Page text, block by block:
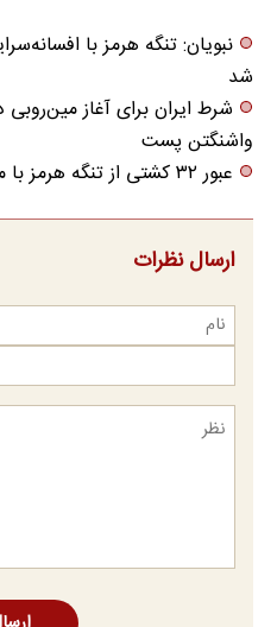
نبویان: تنگه هرمز با
شد
شرط ایران برای آغاز
واشنگتن پست
عبور ۳۲ کشتی از تنگه هرمز با مجوز سپاه
ارسال نظرات